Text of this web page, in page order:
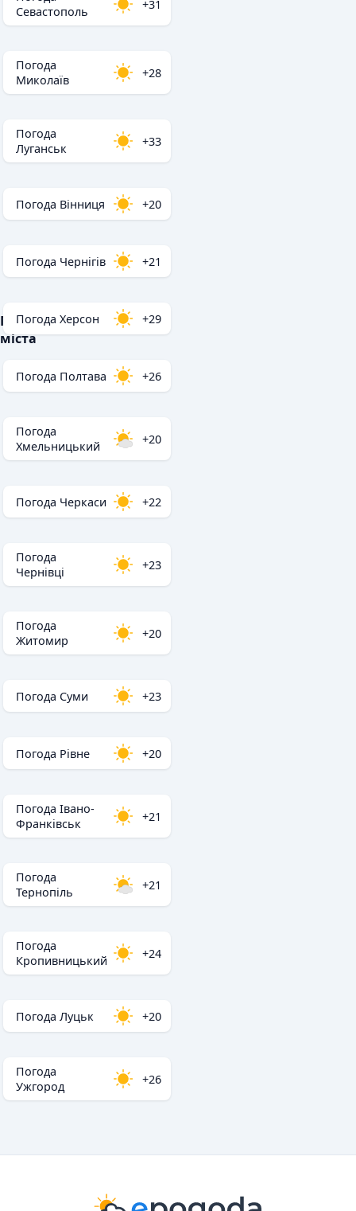
Популярні
міста
Севастополь
+31
Погода
Миколаїв
+28
Погода
Луганськ
+33
Погода Вінниця +20
Погода Чернігів +21
Погода Херсон +29
Погода Полтава +26
Погода
Хмельницький
+20
Погода Черкаси +22
Погода
Чернівці
+23
Погода
Житомир
+20
Погода Суми +23
Погода Рівне +20
Погода Івано-
Франківськ
+21
Погода
Тернопіль
+21
Погода
Кропивницький
+24
Погода Луцьк +20
Погода
Ужгород
+26